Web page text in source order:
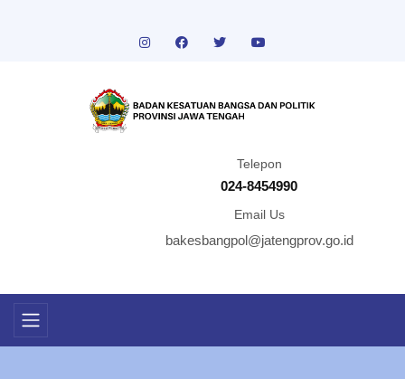
Telepon
024-8454990
Email Us
bakesbangpol@jatengprov.go.id